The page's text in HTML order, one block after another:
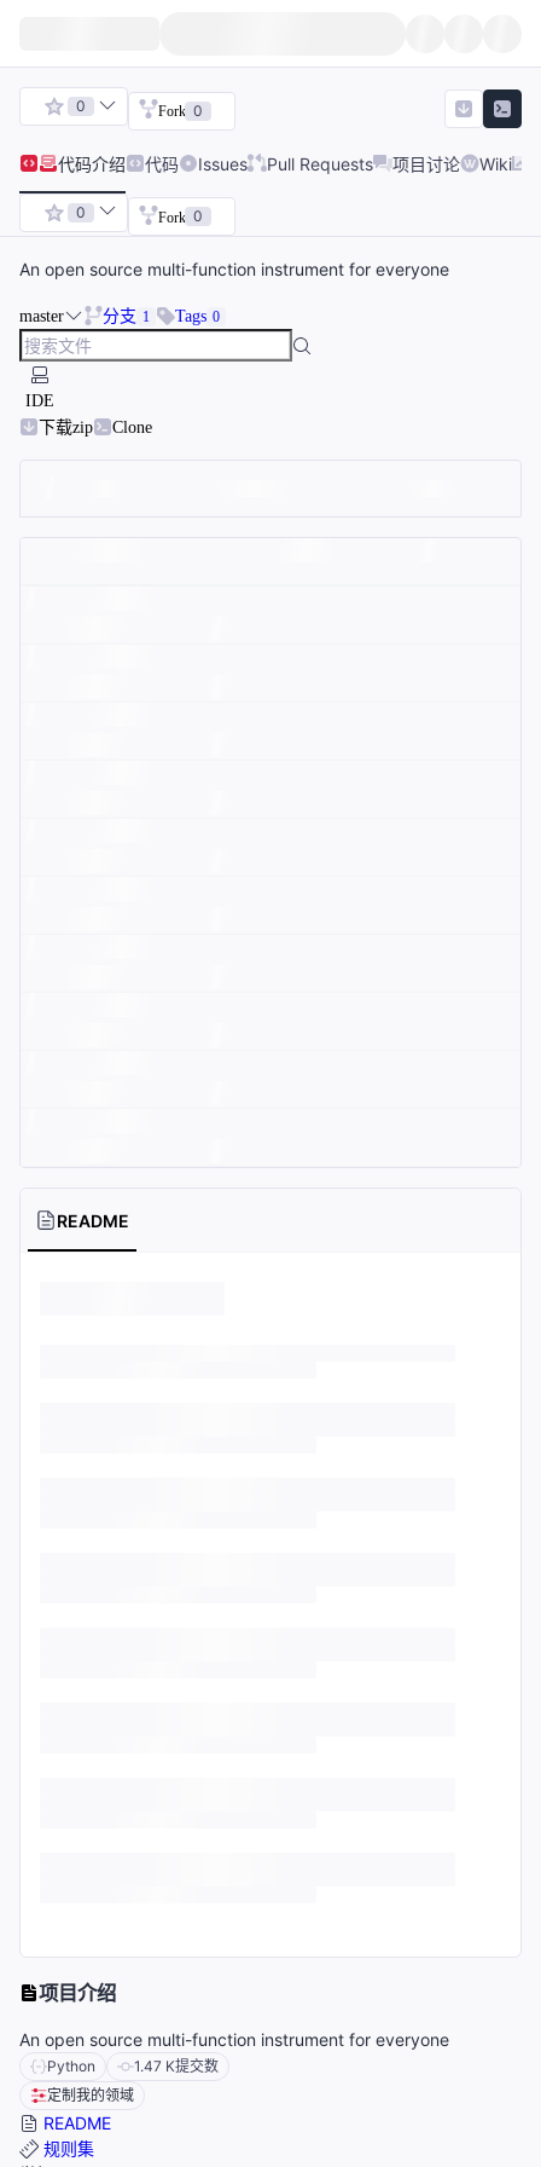
0 Fork 0
代码介绍 代码 Issues Pull Requests 项目讨论 Wiki
0 Fork 0
An open source multi-function instrument for everyone
master 分支 1 Tags 0
IDE
下载zip
Clone
README
项目介绍
An open source multi-function instrument for everyone
Python 1.47 K提交数
定制我的领域
README
规则集